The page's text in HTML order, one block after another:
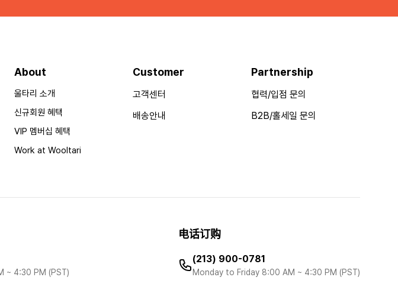
About
울타리 소개
신규회원 혜택
VIP 멤버십 혜택
Work at Wooltari
Customer
고객센터
배송안내
Partnership
협력/입점 문의
B2B/홀세일 문의
~ 4:30 PM (PST)
电话订购
(213) 900-0781
Monday to Friday 8:00 AM ~ 4:30 PM (PST)